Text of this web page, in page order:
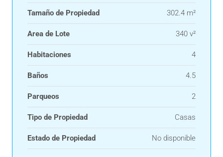
Tamaño de Propiedad 302.4 m²
Area de Lote 340 v²
Habitaciones 4
Baños 4.5
Parqueos 2
Tipo de Propiedad Casas
Estado de Propiedad No disponible